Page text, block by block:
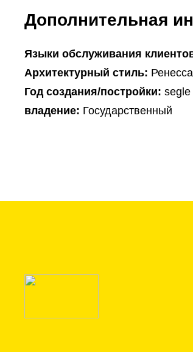
Дополнительная
Языки обслуживания
Архитектурный стиль:
Год создания/постройки: segle
владение: Государственный